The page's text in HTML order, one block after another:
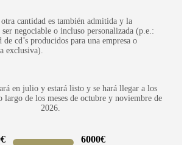
cantidad es también admitida y la
ser negociable o incluso personalizada (p.e.:
cd’s producidos para una empresa o
exclusiva).
en julio y estará listo y se hará llegar a los
largo de los meses de octubre y noviembre de
2026.
6000€